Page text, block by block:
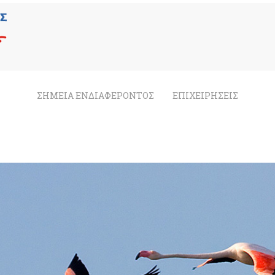
ΣΗΜΕΙΑ ΕΝΔΙΑΦΕΡΟΝΤΟΣ ΕΠΙΧΕΙΡΗΣΕΙΣ